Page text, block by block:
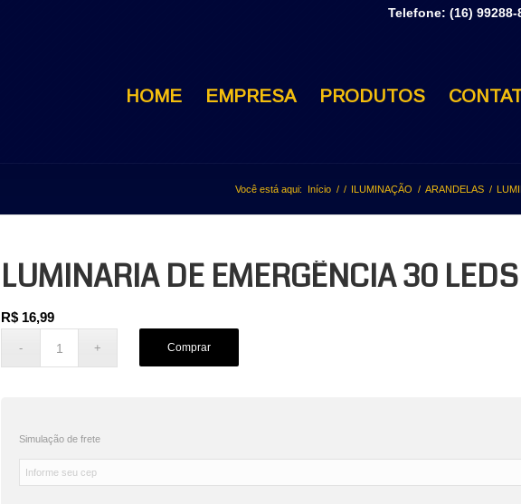
Telefone: (16) 99288-
HOME EMPRESA PRODUTOS
Você está aqui: Início / / ILUMINAÇÃO / ARANDELAS /
LUMINARIA DE EMERGÊNCIA 30 LEDS
R$ 16,99
Comprar
Simulação de frete